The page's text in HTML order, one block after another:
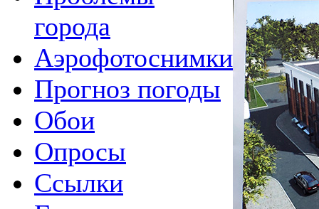
города
Аэрофотоснимки
Прогноз погоды
Обои
Опросы
Ссылки